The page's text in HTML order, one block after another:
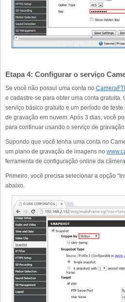
Etapa 4: Configurar o serviço
Se você não possui uma conta no
e cadastre-se para obter uma conta gratuita.
serviço básico gratuito e um período de
de gravação em nuvem. Após 3 dias, você
para continuar usando o serviço de
Supondo que você tenha uma conta no
um plano de gravação de imagens no
ferramenta de configuração online da
Primeiro, você precisa selecionar a opção
abaixo.